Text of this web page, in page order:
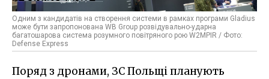
Одним з кандидатів на створення системи в рамках програми Gladius
може бути запропонована WB Group розвідувально-ударна
багатошарова система розумного повітряного рою W2MPIR / Фото:
Defense Express
Поряд з дронами, ЗС Польщі планують